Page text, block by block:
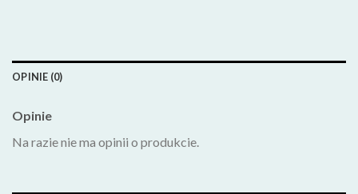
OPINIE (0)
Opinie
Na razie nie ma opinii o produkcie.